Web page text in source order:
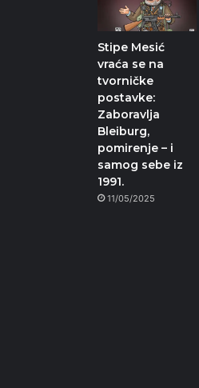
Stipe Mesić
vraća se na
tvorničke
postavke:
Zaboravlja
Bleiburg,
pomirenje – i
samog sebe iz
1991.
11/05/2025